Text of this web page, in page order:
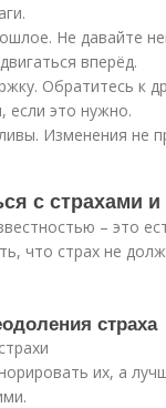
Не давайте
вперёд.
Обратитесь к
если это нужно.
Изменения не
с страхами
– это
что страх не
страха
их, а